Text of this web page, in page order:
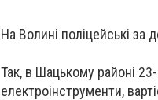
На Волині поліцейські за
Так, в Шацькому районі
електроінструменти,